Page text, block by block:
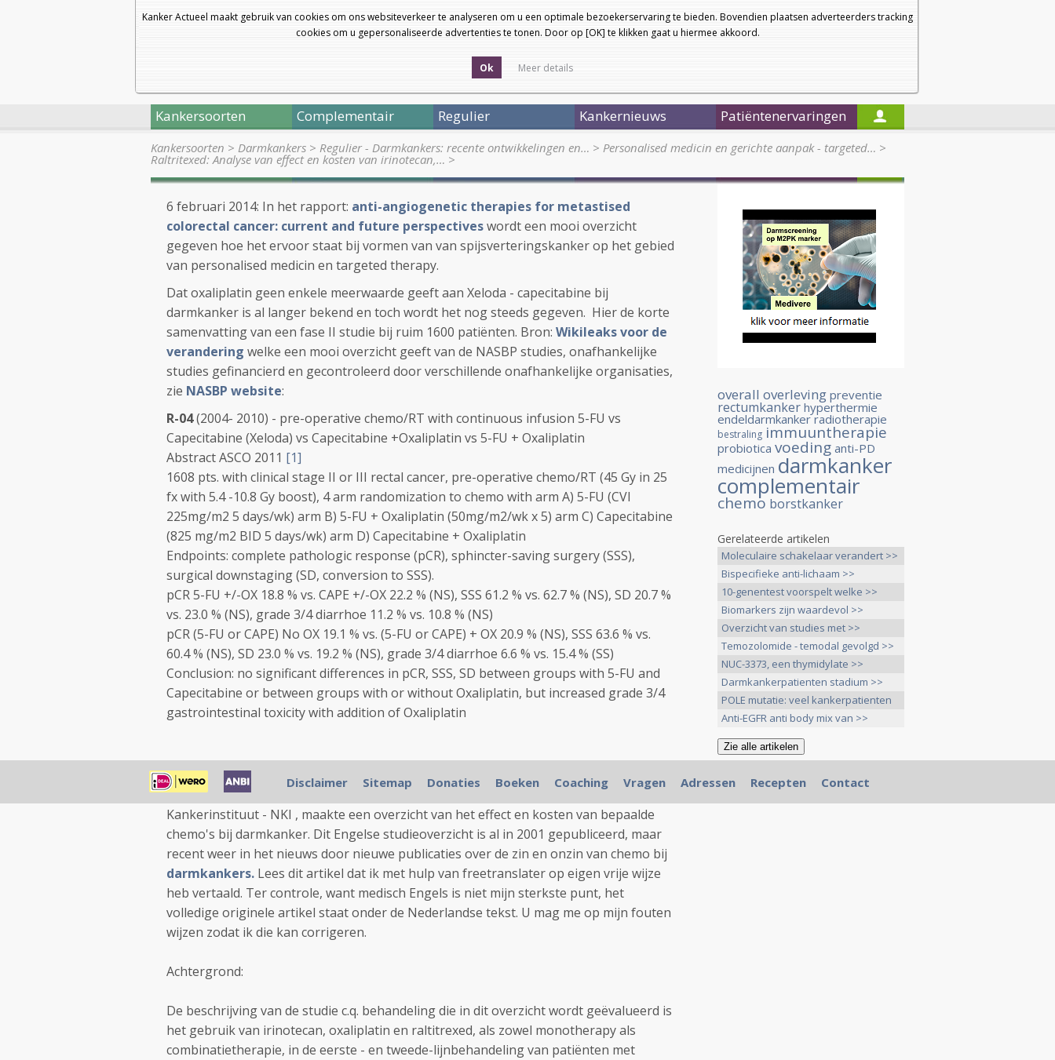
Kanker Actueel maakt gebruik van cookies om ons websiteverkeer te analyseren om u een optimale bezoekerservaring te bieden. Bovendien plaatsen adverteerders tracking
cookies om u gepersonaliseerde advertenties te tonen. Door op [OK] te klikken gaat u hiermee akkoord.
Ok Meer details
a
a
Nieuwsbrief
Startpagina
Kankersoorten Complementair Regulier Kankernieuws Patiëntenervaringen
Kankersoorten > Darmkankers > Regulier - Darmkankers: recente ontwikkelingen en… > Personalised medicin en gerichte aanpak - targeted… >
Raltritexed: Analyse van effect en kosten van irinotecan,… >
6 februari 2014: In het rapport: anti-angiogenetic therapies for metastised
colorectal cancer: current and future perspectiveswordt een mooi overzicht
gegeven hoe het ervoor staat bij vormen van van spijsverteringskanker op het gebied
van personalised medicin en targeted therapy.
Dat oxaliplatin geen enkele meerwaarde geeft aan Xeloda - capecitabine bij
darmkanker is al langer bekend en toch wordt het nog steeds gegeven. Hier de korte
samenvatting van een fase II studie bij ruim 1600 patiënten. Bron: Wikileaks voor de
verandering welke een mooi overzicht geeft van de NASBP studies, onafhankelijke
studies gefinancierd en gecontroleerd door verschillende onafhankelijke organisaties,
zie NASBP website:
R-04(2004- 2010) - pre-operative chemo/RT with continuous infusion 5-FU vs
Capecitabine (Xeloda) vs Capecitabine +Oxaliplatin vs 5-FU + Oxaliplatin
Abstract ASCO 2011 [1]
1608 pts. with clinical stage II or III rectal cancer, pre-operative chemo/RT (45 Gy in 25
fx with 5.4 -10.8 Gy boost), 4 arm randomization to chemo with arm A) 5-FU (CVI
225mg/m2 5 days/wk) arm B) 5-FU + Oxaliplatin (50mg/m2/wk x 5) arm C) Capecitabine
(825 mg/m2 BID 5 days/wk) arm D) Capecitabine + Oxaliplatin
Endpoints: complete pathologic response (pCR), sphincter-saving surgery (SSS),
surgical downstaging (SD, conversion to SSS).
pCR 5-FU +/-OX 18.8 % vs. CAPE +/-OX 22.2 % (NS), SSS 61.2 % vs. 62.7 % (NS), SD 20.7 %
vs. 23.0 % (NS), grade 3/4 diarrhoe 11.2 % vs. 10.8 % (NS)
pCR (5-FU or CAPE) No OX 19.1 % vs. (5-FU or CAPE) + OX 20.9 % (NS), SSS 63.6 % vs.
60.4 % (NS), SD 23.0 % vs. 19.2 % (NS), grade 3/4 diarrhoe 6.6 % vs. 15.4 % (SS)
Conclusion: no significant differences in pCR, SSS, SD between groups with 5-FU and
Capecitabine or between groups with or without Oxaliplatin, but increased grade 3/4
gastrointestinal toxicity with addition of Oxaliplatin
9 oktober 2012: Het Engelse Health Service, te vergelijken met het Nederlands
Kankerinstituut - NKI , maakte een overzicht van het effect en kosten van bepaalde
chemo's bij darmkanker. Dit Engelse studieoverzicht is al in 2001 gepubliceerd, maar
recent weer in het nieuws door nieuwe publicaties over de zin en onzin van chemo bij
darmkankers. Lees dit artikel dat ik met hulp van freetranslater op eigen vrije wijze
heb vertaald. Ter controle, want medisch Engels is niet mijn sterkste punt, het
volledige originele artikel staat onder de Nederlandse tekst. U mag me op mijn fouten
wijzen zodat ik die kan corrigeren.
Achtergrond:
De beschrijving van de studie c.q. behandeling die in dit overzicht wordt geëvalueerd is
het gebruik van irinotecan, oxaliplatin en raltitrexed, als zowel monotherapy als
combinatietherapie, in de eerste - en tweede-lijnbehandeling van patiënten met
overall overleving preventie
rectumkanker hyperthermie
endeldarmkanker radiotherapie
bestraling immuuntherapie
probiotica voeding anti-PD
medicijnen darmkanker
complementair
chemo borstkanker
Gerelateerde artikelen
Moleculaire schakelaar verandert >>
Bispecifieke anti-lichaam >>
10-genentest voorspelt welke >>
Biomarkers zijn waardevol >>
Overzicht van studies met >>
Temozolomide - temodal gevolgd >>
NUC-3373, een thymidylate >>
Darmkankerpatienten stadium >>
POLE mutatie: veel kankerpatienten
>>
Anti-EGFR anti body mix van >>
Disclaimer Sitemap Donaties Boeken Coaching Vragen Adressen Recepten Contact